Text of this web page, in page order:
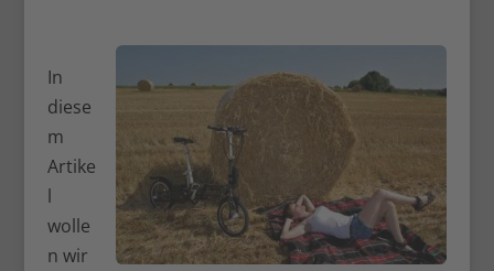
In
diese
m
Artike
l
wolle
n wir